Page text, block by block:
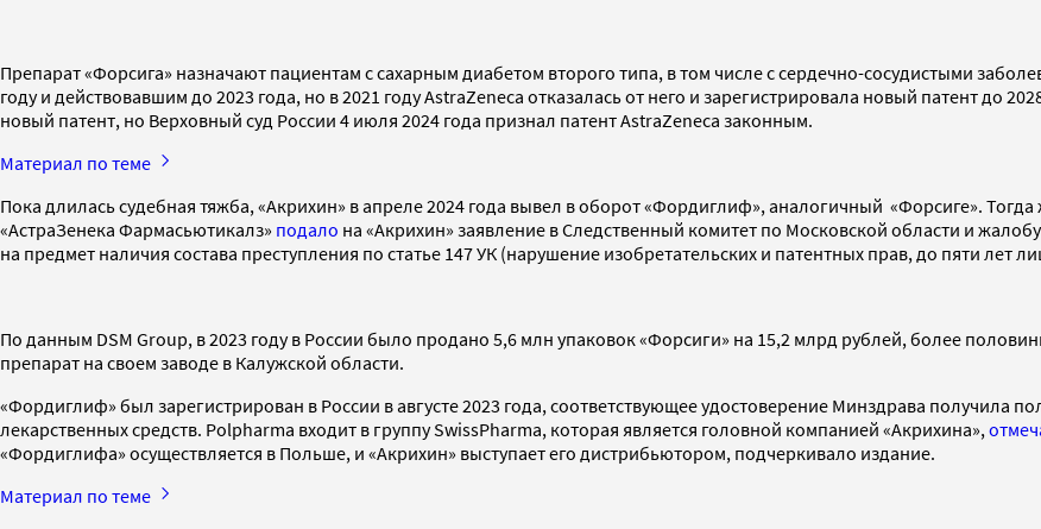
Препарат «Форсига» назначают пациентам с сахарным диабетом второго типа, в том числе с сердечно-сосудистыми
году и действовавшим до 2023 года, но в 2021 году AstraZeneca отказалась от него и зарегистрировала новый патент до
новый патент, но Верховный суд России 4 июля 2024 года признал патент AstraZeneca законным.
Материал по теме
Пока длилась судебная тяжба, «Акрихин» в апреле 2024 года вывел в оборот «Фордиглиф», аналогичный «Форсиге».
«АстраЗенека Фармасьютикалз» подало на «Акрихин» заявление в Следственный комитет по Московской области и
на предмет наличия состава преступления по статье 147 УК (нарушение изобретательских и патентных прав, до пяти лет
По данным DSM Group, в 2023 году в России было продано 5,6 млн упаковок «Форсиги» на 15,2 млрд рублей, более
препарат на своем заводе в Калужской области.
«Фордиглиф» был зарегистрирован в России в августе 2023 года, соответствующее удостоверение Минздрава получила
лекарственных средств. Polpharma входит в группу SwissPharma, которая является головной компанией «Акрихина»,
«Фордиглифа» осуществляется в Польше, и «Акрихин» выступает его дистрибьютором, подчеркивало издание.
Материал по теме